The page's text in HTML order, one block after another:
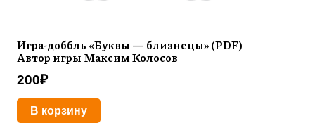
Игра-доббль «Буквы — близнецы» (PDF)
Автор игры Максим Колосов
200₽
В корзину